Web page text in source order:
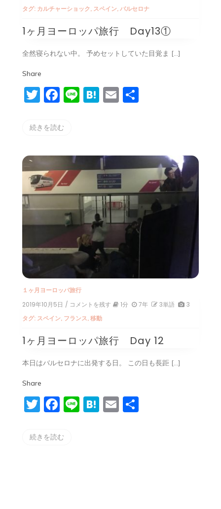
ヶ
ヨ
ッ
Day13①
タグ: カルチャーショック, スペイン, バルセロナ
1ヶ月ヨーロッパ旅行 Day13①
全然寝られない中。 予めセットしていた目覚ま […]
Share
Twitter
Facebook
LineHatena
Email
共
続きを読む
１ヶ月ヨーロッパ旅行
2019年10月5日 / コメントを残す on
ヨ
ッ
Day
12
1分 7年 3単語 3
タグ: スペイン, フランス, 移動
1ヶ月ヨーロッパ旅行 Day 12
本日はバルセロナに出発する日。 この日も長距 […]
Share
Twitter
Facebook
LineHatena
Email
共
続きを読む